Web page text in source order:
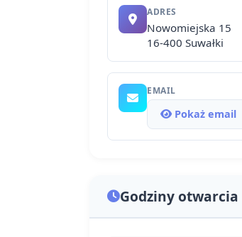
ADRES
Nowomiejska 15
16-400 Suwałki
EMAIL
Pokaż email
Godziny otwarcia